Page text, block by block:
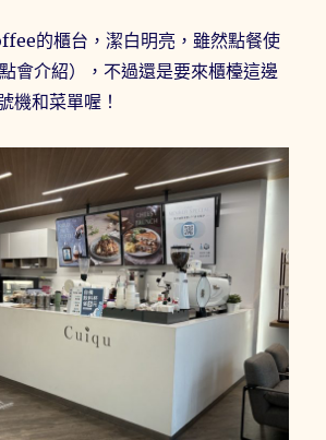
的櫃台，潔白明亮，雖然點餐使
會介紹），不過還是要來櫃檯這邊
機和菜單喔！